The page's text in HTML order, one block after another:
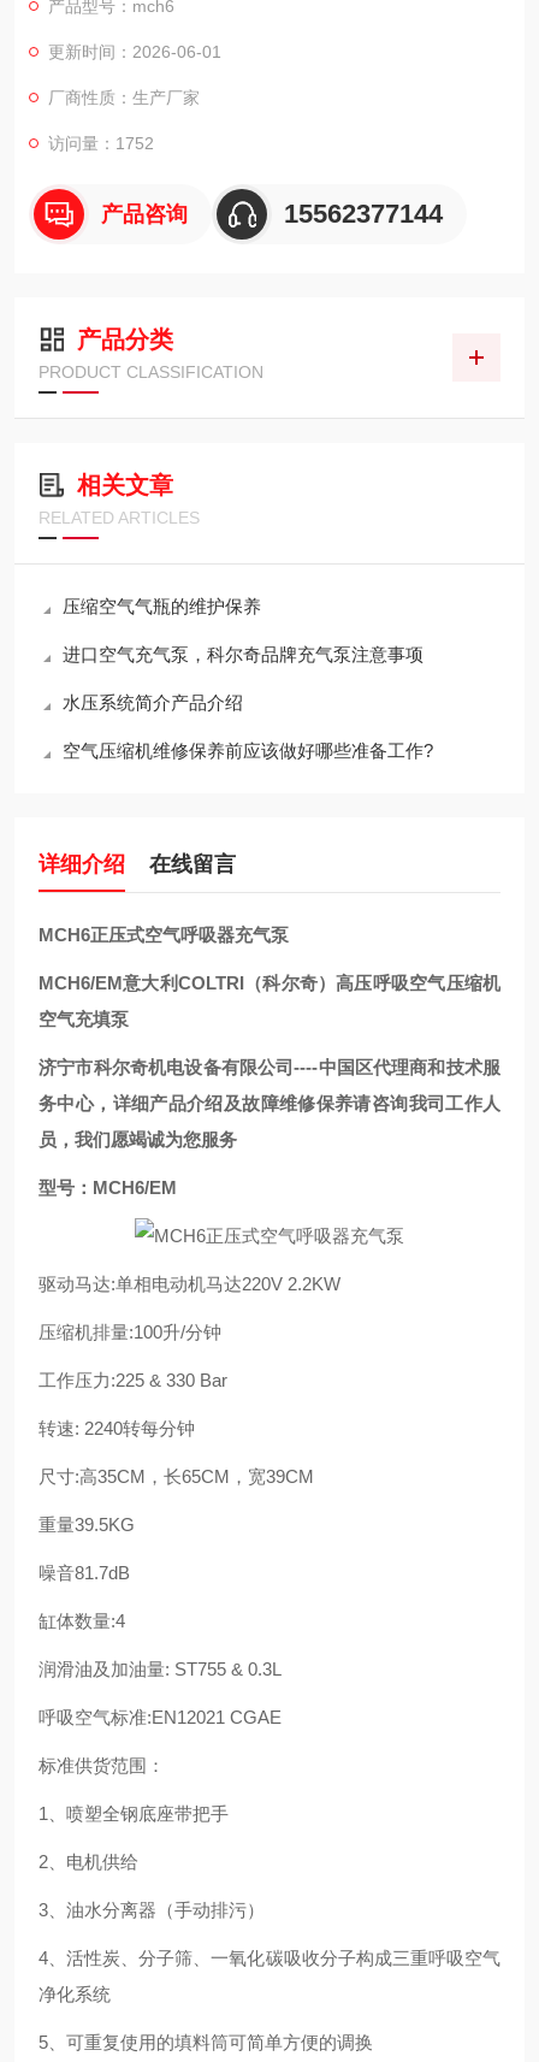
济宁市科尔奇机电设备有限公司----中国区代理商和技术服务中
心，详细产品介绍及故障维修保养请咨询我司工作人员，我们愿
型号：MCH6/EM
产品型号：mch6
更新时间：2026-06-01
厂商性质：生产厂家
访问量：1752
产品咨询 15562377144
产品分类
PRODUCT CLASSIFICATION
相关文章
RELATED ARTICLES
压缩空气气瓶的维护保养
进口空气充气泵，科尔奇品牌充气泵注意事项
水压系统简介产品介绍
空气压缩机维修保养前应该做好哪些准备工作?
详细介绍 在线留言
MCH6正压式空气呼吸器充气泵
MCH6/EM意大利COLTRI（科尔奇）高压呼吸空气压缩机
空气充填泵
济宁市科尔奇机电设备有限公司----中国区代理商和技术服
务中心，详细产品介绍及故障维修保养请咨询我司工作人
员，我们愿竭诚为您服务
型号：MCH6/EM
驱动马达:单相电动机马达220V 2.2KW
压缩机排量:100升/分钟
工作压力:225 & 330 Bar
转速: 2240转每分钟
尺寸:高35CM，长65CM，宽39CM
重量39.5KG
噪音81.7dB
缸体数量:4
润滑油及加油量: ST755 & 0.3L
呼吸空气标准:EN12021 CGAE
标准供货范围：
1、喷塑全钢底座带把手
2、电机供给
3、油水分离器（手动排污）
4、活性炭、分子筛、一氧化碳吸收分子构成三重呼吸空气
净化系统
5、可重复使用的填料筒可简单方便的调换